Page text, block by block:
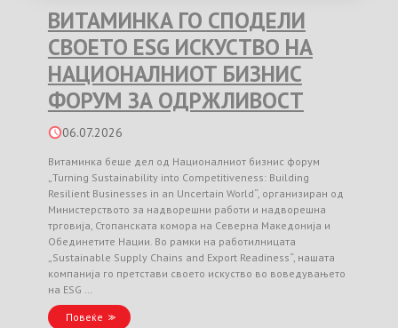
ВИТАМИНКА ГО СПОДЕЛИ
СВОЕТО ESG ИСКУСТВО НА
НАЦИОНАЛНИОТ БИЗНИС
ФОРУМ ЗА ОДРЖЛИВОСТ
06.07.2026
Витаминка беше дел од Националниот бизнис форум
„Turning Sustainability into Competitiveness: Building
Resilient Businesses in an Uncertain World“, организиран од
Министерството за надворешни работи и надворешна
трговија, Стопанската комора на Северна Македонија и
Обединетите Нации. Во рамки на работилницата
„Sustainable Supply Chains and Export Readiness“, нашата
компанија го претстави своето искуство во воведувањето
на ESG …
Повеќе